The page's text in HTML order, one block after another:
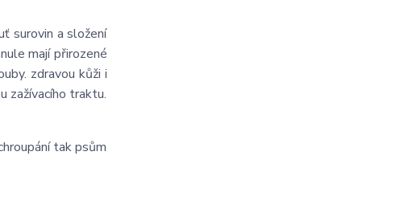
surovin a složení
mají přirozené
zdravou kůži i
zažívacího traktu.
tak psům